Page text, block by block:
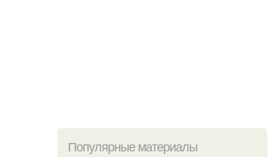
Популярные материалы